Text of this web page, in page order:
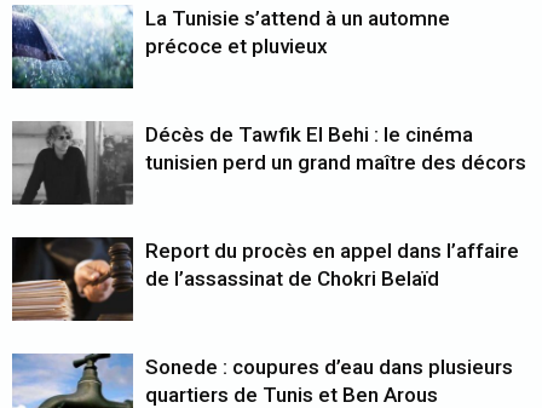
La Tunisie s’attend à un automne
précoce et pluvieux
Décès de Tawfik El Behi : le cinéma
tunisien perd un grand maître des décors
Report du procès en appel dans l’affaire
de l’assassinat de Chokri Belaïd
Sonede : coupures d’eau dans plusieurs
quartiers de Tunis et Ben Arous